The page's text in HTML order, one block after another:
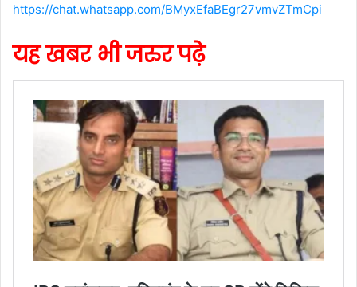
https://chat.whatsapp.com/BMyxEfaBEgr27vmvZTmCpi
यह खबर भी जरुर पढ़े